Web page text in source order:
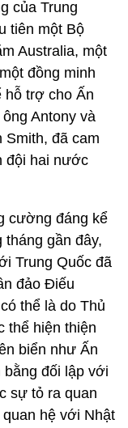
của Trung
tiên một Bộ
Australia, một
đồng minh
hỗ trợ cho Ấn
Antony và
Smith, đã cam
đội hai nước
cường đáng kể
gần đây,
Trung Quốc đã
đảo Điếu
thể là do Thủ
thể hiện thiện
biển như Ấn
đối lập với
sự tỏ ra quan
hệ với Nhật